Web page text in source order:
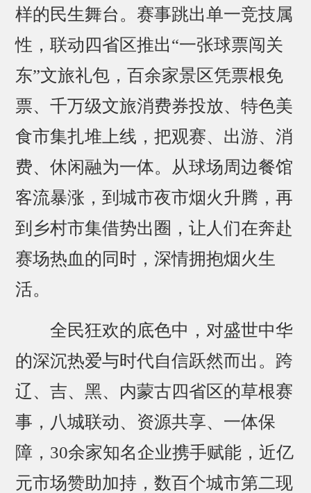
样的民生舞台。赛事跳出单一竞技属
性，联动四省区推出“一张球票闯关
东”文旅礼包，百余家景区凭票根免
票、千万级文旅消费券投放、特色美
食市集扎堆上线，把观赛、出游、消
费、休闲融为一体。从球场周边餐馆
客流暴涨，到城市夜市烟火升腾，再
到乡村市集借势出圈，让人们在奔赴
赛场热血的同时，深情拥抱烟火生
活。
全民狂欢的底色中，对盛世中华
的深沉热爱与时代自信跃然而出。跨
辽、吉、黑、内蒙古四省区的草根赛
事，八城联动、资源共享、一体保
障，30余家知名企业携手赋能，近亿
元市场赞助加持，数百个城市第二现